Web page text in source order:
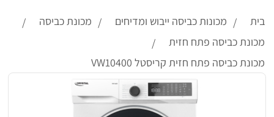
בית מכונות כביסה ייבוש ומדיחים
מכונת כביסה
מכונת כביסה פתח חזית
מכונת כביסה פתח חזית קריסטל VW10400